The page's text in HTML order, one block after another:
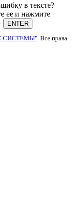
в тексте?
ее и нажмите
ENTER
СИСТЕМЫ" . Все права